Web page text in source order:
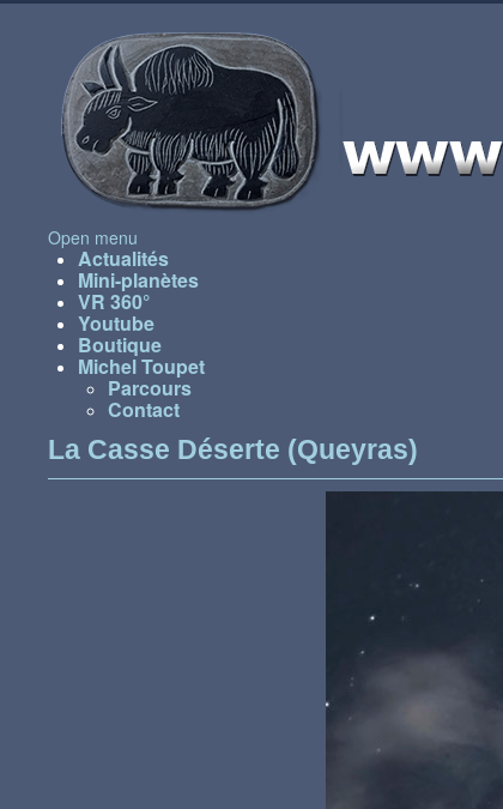
Open menu
Actualités
Mini-planètes
VR 360°
Youtube
Boutique
Michel Toupet
Parcours
Contact
La Casse Déserte (Queyras)